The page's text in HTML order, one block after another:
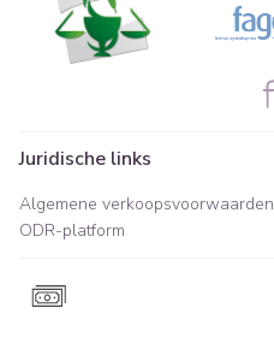
Juridische links
Algemene verkoopsvoorwaarden
ODR-platform